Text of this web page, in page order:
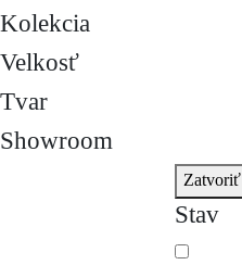
Kolekcia
Velkosť
Tvar
Showroom
Zatvoriť
Stav